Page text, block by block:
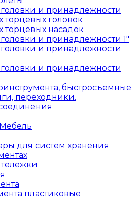
и принадлежности
головок
торцевых насадок
и принадлежности 1"
и принадлежности
и принадлежности
быстросъемные
переходники.
для систем хранения
пластиковые